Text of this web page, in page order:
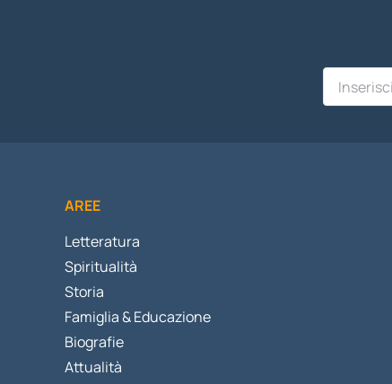
AREE
Letteratura
Spiritualità
Storia
Famiglia & Educazione
Biografie
Attualità